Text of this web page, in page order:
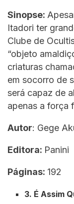
Sinopse:
Itadori ter
Clube de
“objeto
criaturas
em socorro de
será capaz de
apenas a força
Autor: Gege
Editora: Panini
Páginas: 192
3. É Assim